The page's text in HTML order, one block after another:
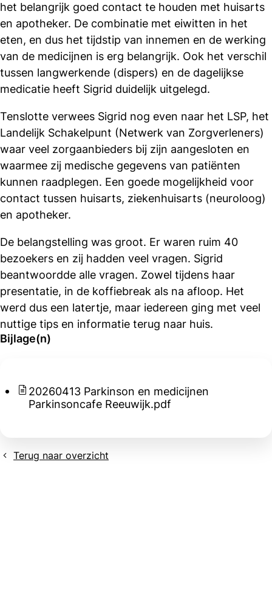
het belangrijk goed contact te houden met huisarts
en apotheker. De combinatie met eiwitten in het
eten, en dus het tijdstip van innemen en de werking
van de medicijnen is erg belangrijk. Ook het verschil
tussen langwerkende (dispers) en de dagelijkse
medicatie heeft Sigrid duidelijk uitgelegd.
Tenslotte verwees Sigrid nog even naar het LSP, het
Landelijk Schakelpunt (Netwerk van Zorgverleners)
waar veel zorgaanbieders bij zijn aangesloten en
waarmee zij medische gegevens van patiënten
kunnen raadplegen. Een goede mogelijkheid voor
contact tussen huisarts, ziekenhuisarts (neuroloog)
en apotheker.
De belangstelling was groot. Er waren ruim 40
bezoekers en zij hadden veel vragen. Sigrid
beantwoordde alle vragen. Zowel tijdens haar
presentatie, in de koffiebreak als na afloop. Het
werd dus een latertje, maar iedereen ging met veel
nuttige tips en informatie terug naar huis.
Bijlage(n)
20260413 Parkinson en medicijnen
Parkinsoncafe Reeuwijk.pdf
Terug naar overzicht